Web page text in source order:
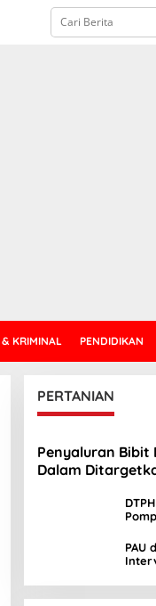
KRIMINAL PENDIDIKAN
PERTANIAN
Penyaluran Bibit
Dalam
PAU